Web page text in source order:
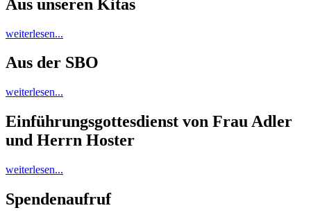
Aus unseren Kitas
weiterlesen...
Aus der SBO
weiterlesen...
Einführungsgottesdienst von Frau Adler
und Herrn Hoster
weiterlesen...
Spendenaufruf